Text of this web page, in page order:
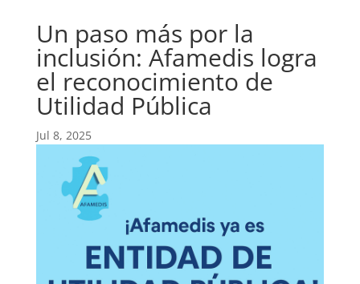
Un paso más por la
inclusión: Afamedis logra
el reconocimiento de
Utilidad Pública
Jul 8, 2025